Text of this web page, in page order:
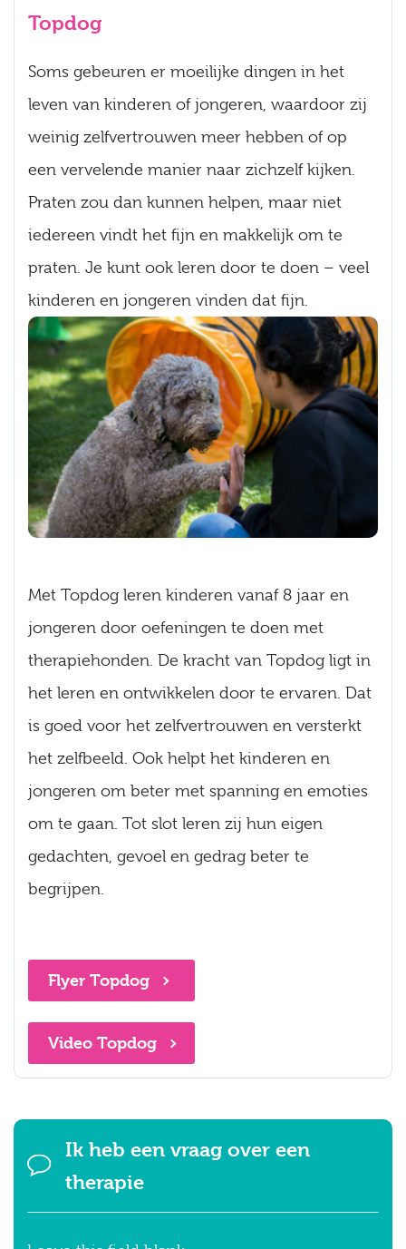
Topdog
Soms gebeuren er moeilijke dingen in het
leven van kinderen of jongeren, waardoor zij
weinig zelfvertrouwen meer hebben of op
een vervelende manier naar zichzelf kijken.
Praten zou dan kunnen helpen, maar niet
iedereen vindt het fijn en makkelijk om te
praten. Je kunt ook leren door te doen – veel
kinderen en jongeren vinden dat fijn.
Met Topdog leren kinderen vanaf 8 jaar en
jongeren door oefeningen te doen met
therapiehonden. De kracht van Topdog ligt in
het leren en ontwikkelen door te ervaren. Dat
is goed voor het zelfvertrouwen en versterkt
het zelfbeeld. Ook helpt het kinderen en
jongeren om beter met spanning en emoties
om te gaan. Tot slot leren zij hun eigen
gedachten, gevoel en gedrag beter te
begrijpen.
Flyer Topdog
Video Topdog
Ik heb een vraag over een
therapie